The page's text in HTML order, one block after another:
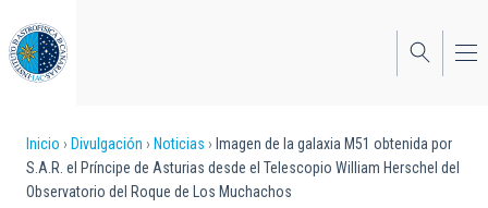
al
contenido
principal
Sobrescribir
enlaces
Inicio Divulgación Noticias
Imagen de la galaxia M51 obtenida por
S.A.R. el Príncipe de Asturias desde el Telescopio William Herschel del
Observatorio del Roque de Los Muchachos